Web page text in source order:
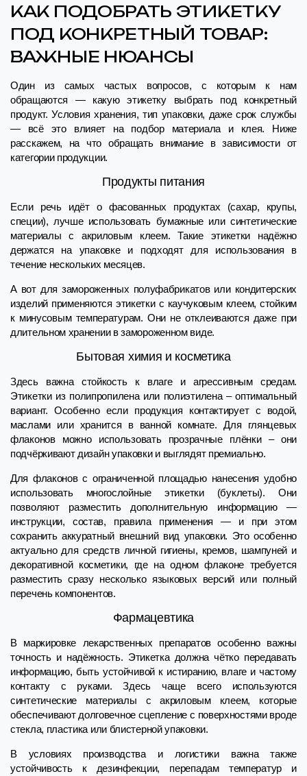
КАК ПОДОБРАТЬ ЭТИКЕТКУ
ПОД КОНКРЕТНЫЙ ТОВАР:
ВАЖНЫЕ НЮАНСЫ
Один из самых частых вопросов, с которым к нам
обращаются — какую этикетку выбрать под конкретный
продукт. Условия хранения, тип упаковки, даже срок службы
— всё это влияет на подбор материала и клея. Ниже
расскажем, на что обращать внимание в зависимости от
категории продукции.
Продукты питания
Если речь идёт о фасованных продуктах (сахар, крупы,
специи), лучше использовать бумажные или синтетические
материалы с акриловым клеем. Такие этикетки надёжно
держатся на упаковке и подходят для использования в
течение нескольких месяцев.
А вот для замороженных полуфабрикатов или кондитерских
изделий применяются этикетки с каучуковым клеем, стойким
к минусовым температурам. Они не отклеиваются даже при
длительном хранении в замороженном виде.
Бытовая химия и косметика
Здесь важна стойкость к влаге и агрессивным средам.
Этикетки из полипропилена или полиэтилена – оптимальный
вариант. Особенно если продукция контактирует с водой,
маслами или хранится в ванной комнате. Для глянцевых
флаконов можно использовать прозрачные плёнки – они
подчёркивают дизайн упаковки и выглядят премиально.
Для флаконов с ограниченной площадью нанесения удобно
использовать многослойные этикетки (буклеты). Они
позволяют разместить дополнительную информацию —
инструкции, состав, правила применения — и при этом
сохранить аккуратный внешний вид упаковки. Это особенно
актуально для средств личной гигиены, кремов, шампуней и
декоративной косметики, где на одном флаконе требуется
разместить сразу несколько языковых версий или полный
перечень компонентов.
Фармацевтика
В маркировке лекарственных препаратов особенно важны
точность и надёжность. Этикетка должна чётко передавать
информацию, быть устойчивой к истиранию, влаге и частому
контакту с руками. Здесь чаще всего используются
синтетические материалы с акриловым клеем, которые
обеспечивают долговечное сцепление с поверхностями вроде
стекла, пластика или блистерной упаковки.
В условиях производства и логистики важна также
устойчивость к дезинфекции, перепадам температур и